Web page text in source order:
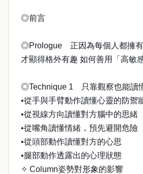
◎前言
◎Prologue 正因為每個人都擁有
才顯得格外有趣 如何善用「高敏
◎Technique 1 只靠觀察也能讀
•從手與手臂動作讀懂心靈的防禦
•從視線方向讀懂對方腦中的思緒
•從嘴角讀懂情緒，預先避開危險
•從頭部動作讀懂對方的心思
•腿部動作透露出的心理狀態
✧ Column姿勢對形象的影響